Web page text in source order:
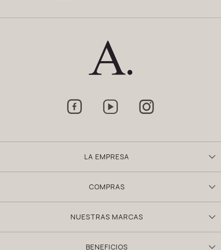
LA EMPRESA
COMPRAS
NUESTRAS MARCAS
BENEFICIOS
  